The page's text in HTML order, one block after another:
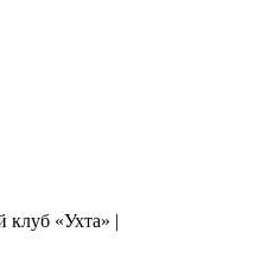
«Ухта» |